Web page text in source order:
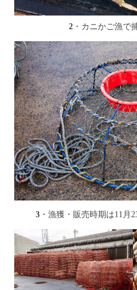
2・カニかご漁で
3・漁獲・販売時期は11月